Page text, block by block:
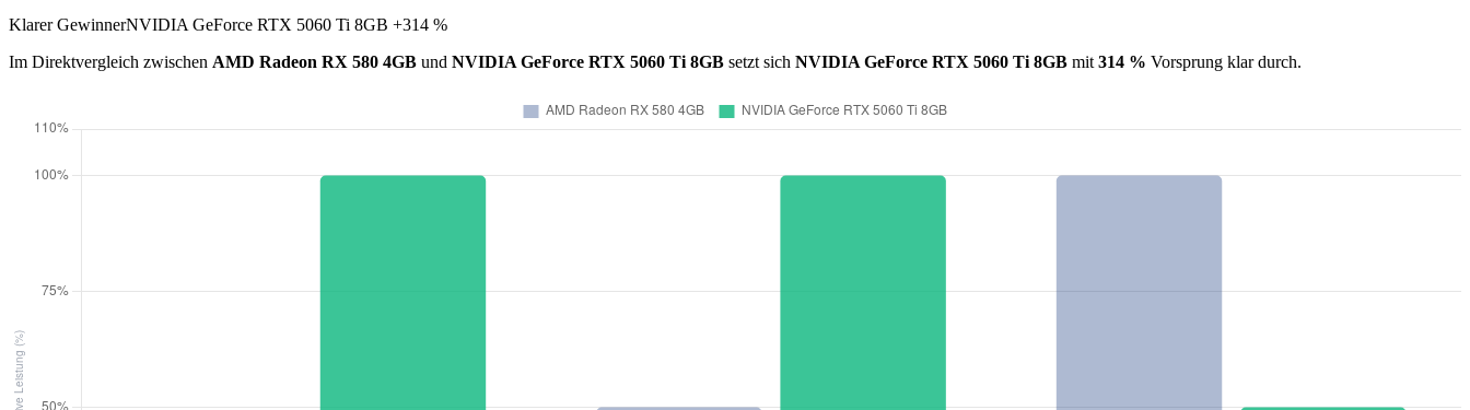
Klarer GewinnerNVIDIA GeForce RTX 5060 Ti 8GB +314 %
Im Direktvergleich zwischen AMD Radeon RX 580 4GB und NVIDIA GeForce RTX 5060 Ti 8GB setzt sich NVIDIA GeForce RTX 5060 Ti 8GB mit 314 % Vorsprung klar durch.